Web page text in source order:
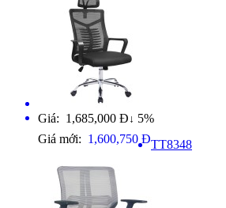
Giá: 1,685,000 Đ ↓ 5%
Giá mới: 1,600,750 ĐTT8348